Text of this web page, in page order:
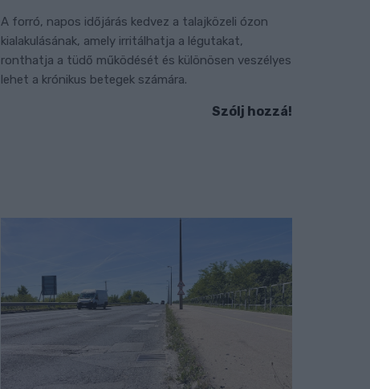
A forró, napos időjárás kedvez a talajközeli ózon
kialakulásának, amely irritálhatja a légutakat,
ronthatja a tüdő működését és különösen veszélyes
lehet a krónikus betegek számára.
Szólj hozzá!